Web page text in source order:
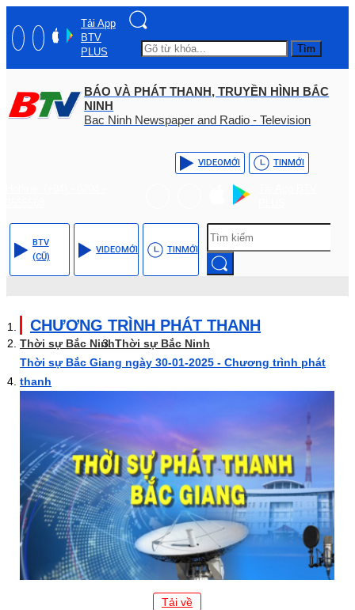
Tải App
BTV
PLUS
Tìm
BÁO VÀ PHÁT THANH, TRUYỀN HÌNH BẮC
NINH
Bac Ninh Newspaper and Radio - Television
VIDEOMỚI TINMỚI
BTV
(CŨ)
VIDEOMỚI TINMỚI
CHƯƠNG TRÌNH PHÁT THANH
Thời sự Bắc NinhThời sự Bắc Ninh
Thời sự Bắc Giang ngày 30-01-2025 - Chương trình phát
thanh
Tải về